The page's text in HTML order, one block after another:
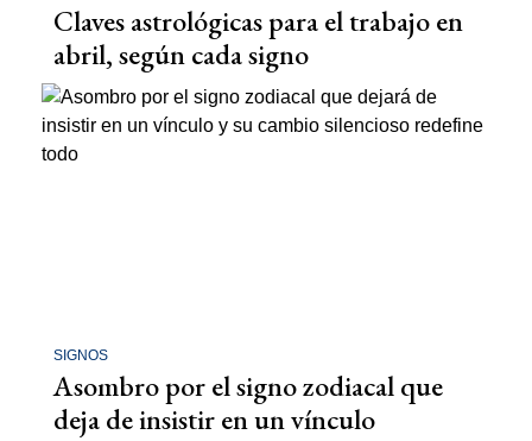
Claves astrológicas para el trabajo en
abril, según cada signo
SIGNOS
Asombro por el signo zodiacal que
deja de insistir en un vínculo